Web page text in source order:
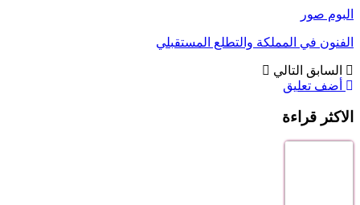
البوم صور
الفنون في المملكة والتطلع المستقبلي
السابق التالي
أضف تعليق
الاكثر قراءة